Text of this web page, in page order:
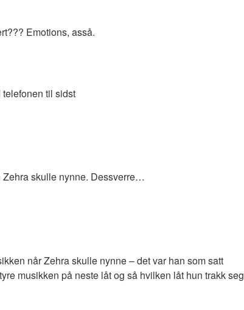
Emotions, asså.
til sidst
Zehra skulle nynne. Dessverre…
når Zehra skulle nynne – det var han som satt
musikken på neste låt og så hvilken låt hun trakk seg